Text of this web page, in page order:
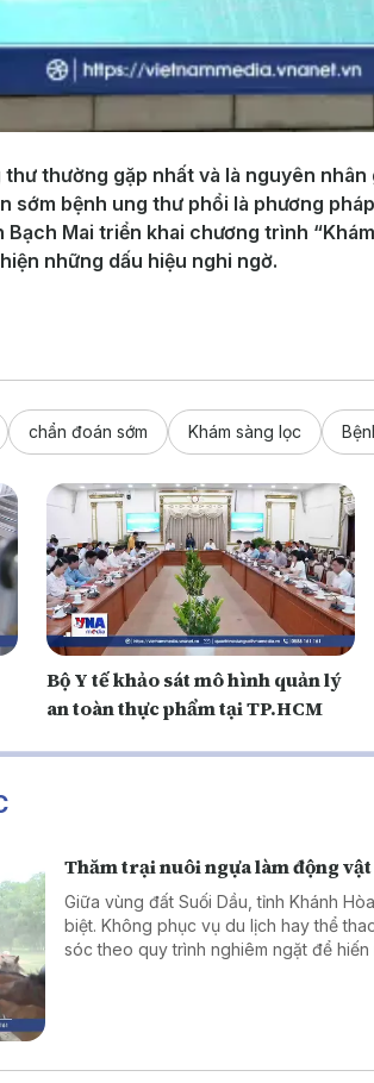
thường gặp nhất và là nguyên
sớm bệnh ung thư phổi là phương
Mai triển khai chương trình
những dấu hiệu nghi ngờ.
chẩn đoán sớm Khám sàng lọc
Bộ Y tế khảo sát mô hình quản lý
an toàn thực phẩm tại TP.HCM
Thăm trại nuôi ngựa làm động
Giữa vùng đất Suối Dầu, tỉnh Khánh
biệt. Không phục vụ du lịch hay thể
sóc theo quy trình nghiêm ngặt để